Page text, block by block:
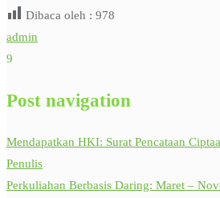
Dibaca oleh : 978
admin
9
Post navigation
Mendapatkan HKI: Surat Pencataan
Penulis
Perkuliahan Berbasis Daring: Maret –